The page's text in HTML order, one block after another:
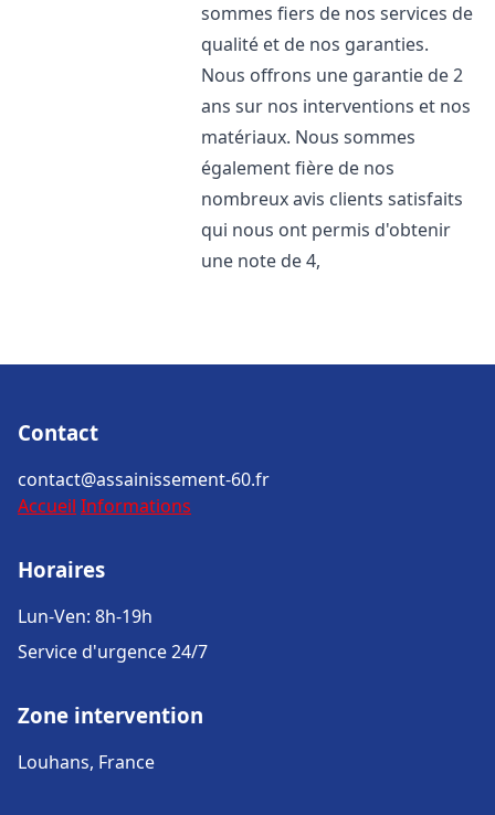
sommes fiers de nos services de
qualité et de nos garanties.
Nous offrons une garantie de 2
ans sur nos interventions et nos
matériaux. Nous sommes
également fière de nos
nombreux avis clients satisfaits
qui nous ont permis d'obtenir
une note de 4,
Contact
contact@assainissement-60.fr
Accueil Informations
Horaires
Lun-Ven: 8h-19h
Service d'urgence 24/7
Zone intervention
Louhans, France